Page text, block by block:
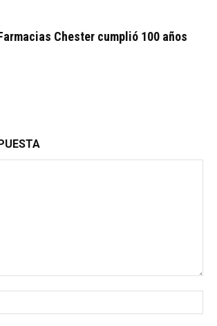
Chester cumplió 100 años